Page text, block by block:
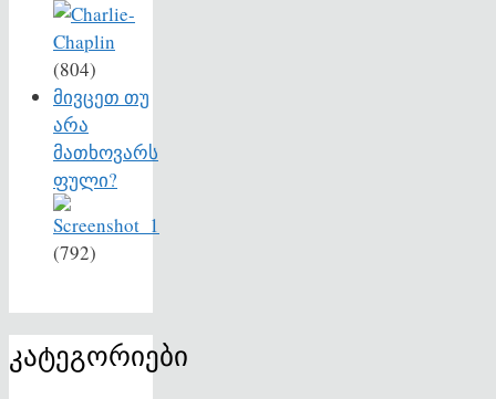
(804)
მივცეთ თუ
არა
მათხოვარს
ფული?
(792)
კატეგორიები